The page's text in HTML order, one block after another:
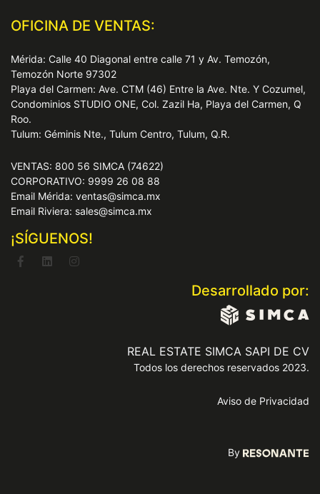
OFICINA DE VENTAS:
Mérida: Calle 40 Diagonal entre calle 71 y Av. Temozón,
Temozón Norte 97302
Playa del Carmen: Ave. CTM (46) Entre la Ave. Nte. Y Cozumel,
Condominios STUDIO ONE, Col. Zazil Ha, Playa del Carmen, Q
Roo.
Tulum: Géminis Nte., Tulum Centro, Tulum, Q.R.
VENTAS: 800 56 SIMCA (74622)
CORPORATIVO: 9999 26 08 88
Email Mérida: ventas@simca.mx
Email Riviera: sales@simca.mx
¡SÍGUENOS!
Desarrollado por:
REAL ESTATE SIMCA SAPI DE CV
Todos los derechos reservados 2023.
Aviso de Privacidad
By